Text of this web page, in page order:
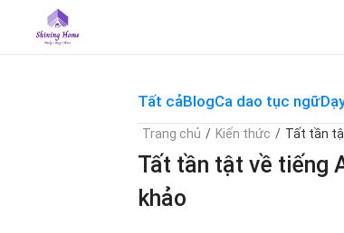
content
Tất cảBlogCa dao tục ngữ
Trang chủ / Kiến thức / Tất tần
Tất tần tật về tiếng
khảo